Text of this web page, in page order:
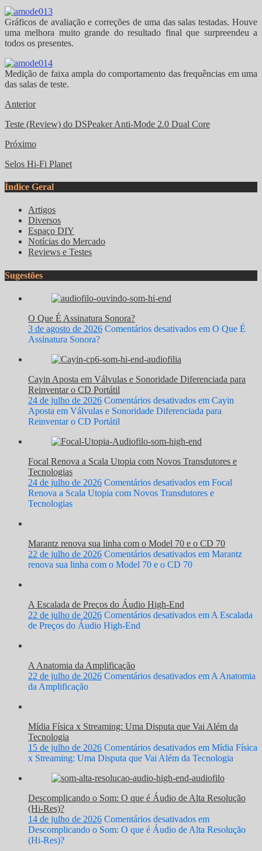
Gráficos de avaliação e correções de uma das salas testadas. Houve
uma melhora muito grande do resultado final que surpreendeu a
todos os presentes.
Medição de faixa ampla do comportamento das frequências em uma
das salas de teste.
Anterior
Teste (Review) do DSPeaker Anti-Mode 2.0 Dual Core
Próximo
Selos Hi-Fi Planet
Índice Geral
Artigos
Diversos
Espaço DIY
Notícias do Mercado
Reviews e Testes
Sugestões
O Que É Assinatura Sonora?
3 de agosto de 2026 Comentários desativados em O Que É
Assinatura Sonora?
Cayin Aposta em Válvulas e Sonoridade Diferenciada para
Reinventar o CD Portátil
24 de julho de 2026 Comentários desativados em Cayin
Aposta em Válvulas e Sonoridade Diferenciada para
Reinventar o CD Portátil
Focal Renova a Scala Utopia com Novos Transdutores e
Tecnologias
24 de julho de 2026 Comentários desativados em Focal
Renova a Scala Utopia com Novos Transdutores e
Tecnologias
Marantz renova sua linha com o Model 70 e o CD 70
22 de julho de 2026 Comentários desativados em Marantz
renova sua linha com o Model 70 e o CD 70
A Escalada de Preços do Áudio High-End
22 de julho de 2026 Comentários desativados em A Escalada
de Preços do Áudio High-End
A Anatomia da Amplificação
22 de julho de 2026 Comentários desativados em A Anatomia
da Amplificação
Mídia Física x Streaming: Uma Disputa que Vai Além da
Tecnologia
15 de julho de 2026 Comentários desativados em Mídia Física
x Streaming: Uma Disputa que Vai Além da Tecnologia
Descomplicando o Som: O que é Áudio de Alta Resolução
(Hi-Res)?
14 de julho de 2026 Comentários desativados em
Descomplicando o Som: O que é Áudio de Alta Resolução
(Hi-Res)?